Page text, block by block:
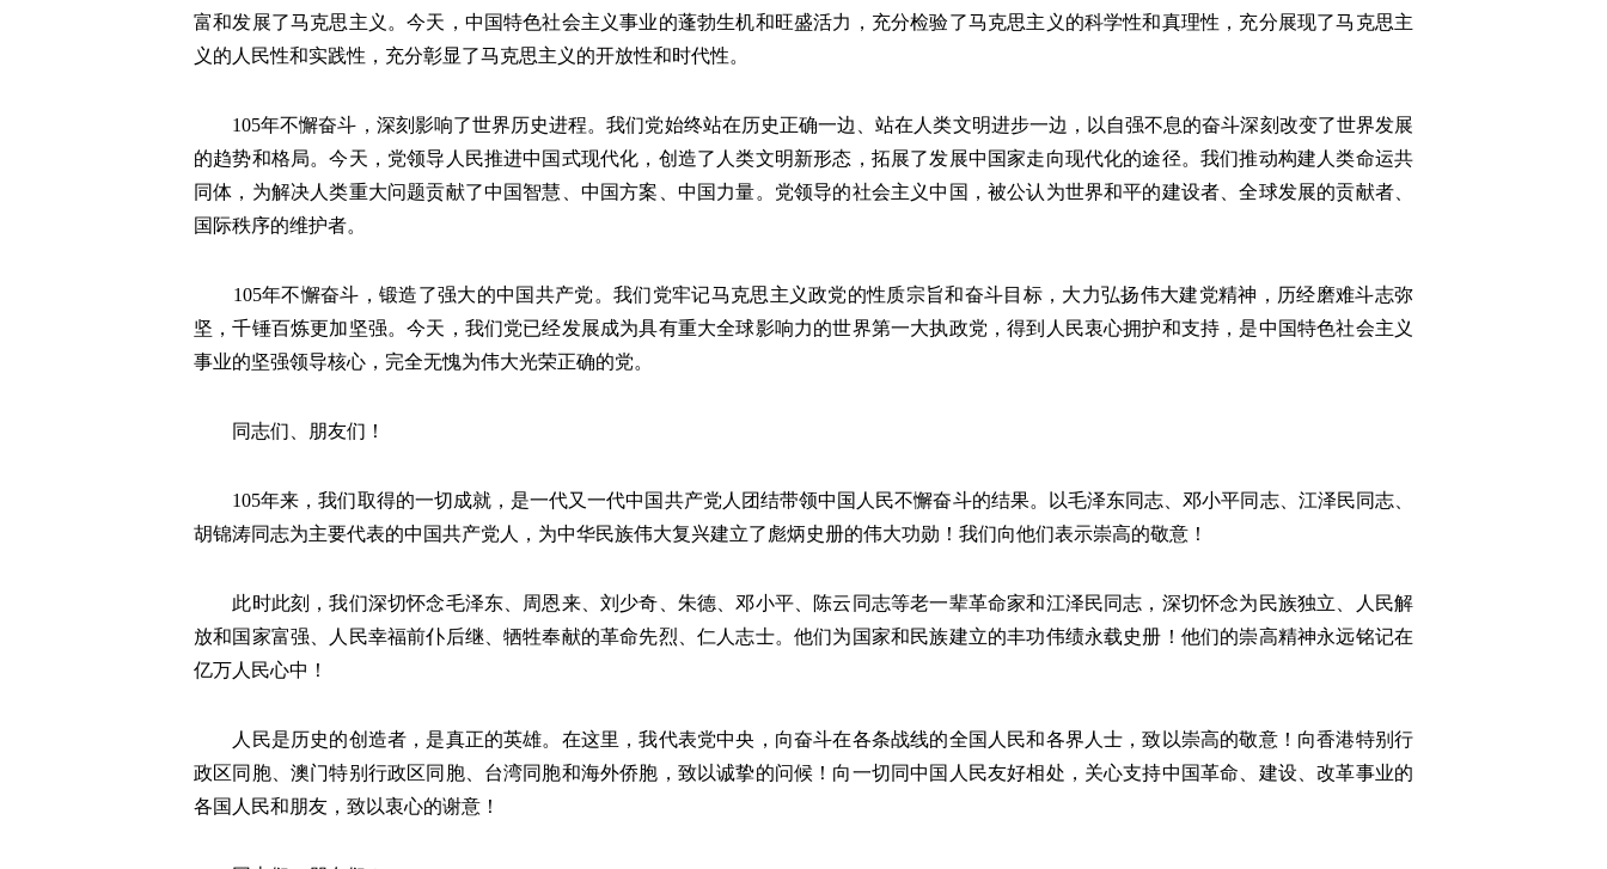
富和发展了马克思主义。今天，中国特色社会主义事业的蓬勃生机和旺盛活力，充分检验了马克思主义的科学性和真理性，充分展现了马克思主
义的人民性和实践性，充分彰显了马克思主义的开放性和时代性。
105年不懈奋斗，深刻影响了世界历史进程。我们党始终站在历史正确一边、站在人类文明进步一边，以自强不息的奋斗深刻改变了世界发展
的趋势和格局。今天，党领导人民推进中国式现代化，创造了人类文明新形态，拓展了发展中国家走向现代化的途径。我们推动构建人类命运共
同体，为解决人类重大问题贡献了中国智慧、中国方案、中国力量。党领导的社会主义中国，被公认为世界和平的建设者、全球发展的贡献者、
国际秩序的维护者。
105年不懈奋斗，锻造了强大的中国共产党。我们党牢记马克思主义政党的性质宗旨和奋斗目标，大力弘扬伟大建党精神，历经磨难斗志弥
坚，千锤百炼更加坚强。今天，我们党已经发展成为具有重大全球影响力的世界第一大执政党，得到人民衷心拥护和支持，是中国特色社会主义
事业的坚强领导核心，完全无愧为伟大光荣正确的党。
同志们、朋友们！
105年来，我们取得的一切成就，是一代又一代中国共产党人团结带领中国人民不懈奋斗的结果。以毛泽东同志、邓小平同志、江泽民同志、
胡锦涛同志为主要代表的中国共产党人，为中华民族伟大复兴建立了彪炳史册的伟大功勋！我们向他们表示崇高的敬意！
此时此刻，我们深切怀念毛泽东、周恩来、刘少奇、朱德、邓小平、陈云同志等老一辈革命家和江泽民同志，深切怀念为民族独立、人民解
放和国家富强、人民幸福前仆后继、牺牲奉献的革命先烈、仁人志士。他们为国家和民族建立的丰功伟绩永载史册！他们的崇高精神永远铭记在
亿万人民心中！
人民是历史的创造者，是真正的英雄。在这里，我代表党中央，向奋斗在各条战线的全国人民和各界人士，致以崇高的敬意！向香港特别行
政区同胞、澳门特别行政区同胞、台湾同胞和海外侨胞，致以诚挚的问候！向一切同中国人民友好相处，关心支持中国革命、建设、改革事业的
各国人民和朋友，致以衷心的谢意！